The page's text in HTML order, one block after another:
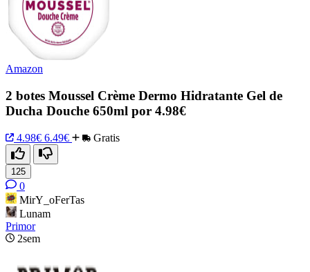
Amazon
2 botes Moussel Crème Dermo Hidratante Gel de
Ducha Douche 650ml por 4.98€
4.98€ 6.49€ Gratis
125
0
MirY_oFerTas
Lunam
Primor
2sem